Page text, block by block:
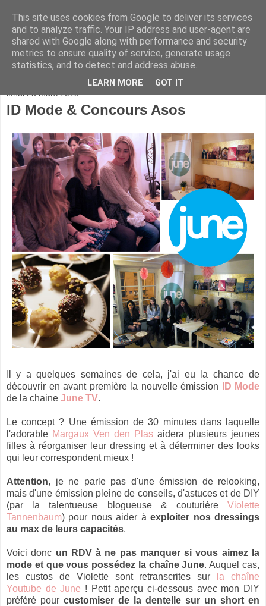
lundi 25 mars 2013
ID Mode & Concours Asos
Il y a quelques semaines de cela, j'ai eu la chance de
découvrir en avant première la nouvelle émission ID Mode
de la chaine June TV.
Le concept ? Une émission de 30 minutes dans laquelle
l'adorable Margaux Ven den Plas aidera plusieurs jeunes
filles à réorganiser leur dressing et à déterminer des looks
qui leur correspondent mieux !
Attention, je ne parle pas d'une émission de relooking,
mais d'une émission pleine de conseils, d'astuces et de DIY
(par la talentueuse blogueuse & couturière Violette
Tannenbaum) pour nous aider àexploiter nos dressings
au max de leurs capacités.
Voici donc un RDV à ne pas manquer si vous aimez la
mode et que vous possédez la chaîne June. Auquel cas,
les custos de Violette sont retranscrites sur
la chaîne
Youtube de June ! Petit aperçu ci-dessous avec mon DIY
préféré pour customiser de la dentelle sur un short en
This site uses cookies from Google to deliver its services
and to analyze traffic. Your IP address and user-agent are
shared with Google along with performance and security
metrics to ensure quality of service, generate usage
statistics, and to detect and address abuse.
LEARN MORE GOT IT